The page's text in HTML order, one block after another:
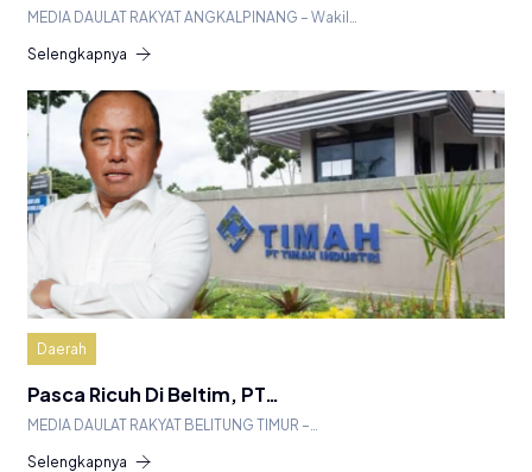
MEDIA DAULAT RAKYAT ANGKALPINANG – Wakil…
Selengkapnya
Daerah
Pasca Ricuh Di Beltim, PT…
MEDIA DAULAT RAKYAT BELITUNG TIMUR –…
Selengkapnya